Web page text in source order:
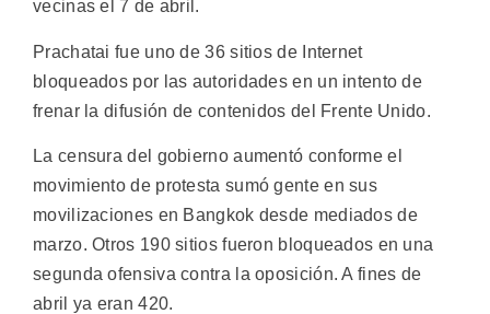
vecinas el 7 de abril.
Prachatai fue uno de 36 sitios de Internet
bloqueados por las autoridades en un intento de
frenar la difusión de contenidos del Frente Unido.
La censura del gobierno aumentó conforme el
movimiento de protesta sumó gente en sus
movilizaciones en Bangkok desde mediados de
marzo. Otros 190 sitios fueron bloqueados en una
segunda ofensiva contra la oposición. A fines de
abril ya eran 420.